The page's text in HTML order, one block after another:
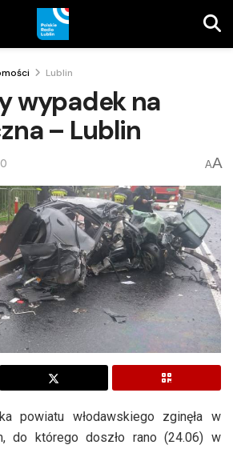
Lublin
wypadek na
– Lublin
AA
powiatu włodawskiego zginęła w
do którego doszło rano (24.06) w